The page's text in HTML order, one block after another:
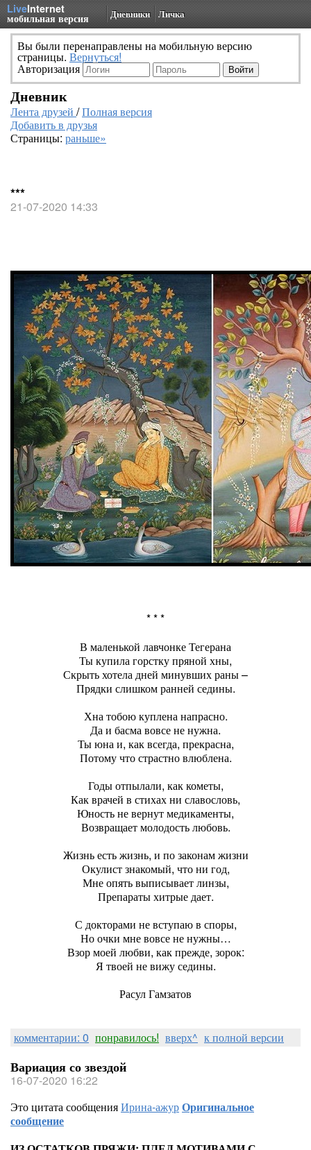
LiveInternet
мобильная версия Дневники Личка
Вы были перенаправлены на мобильную версию
страницы. Вернуться!
Авторизация
Дневник
Лента друзей /Полная версия
Добавить в друзья
Страницы: раньше»
***
21-07-2020 14:33
* * *
В маленькой лавчонке Тегерана
Ты купила горстку пряной хны,
Скрыть хотела дней минувших раны –
Прядки слишком ранней седины.
Хна тобою куплена напрасно.
Да и басма вовсе не нужна.
Ты юна и, как всегда, прекрасна,
Потому что страстно влюблена.
Годы отпылали, как кометы,
Как врачей в стихах ни славословь,
Юность не вернут медикаменты,
Возвращает молодость любовь.
Жизнь есть жизнь, и по законам жизни
Окулист знакомый, что ни год,
Мне опять выписывает линзы,
Препараты хитрые дает.
С докторами не вступаю в споры,
Но очки мне вовсе не нужны…
Взор моей любви, как прежде, зорок:
Я твоей не вижу седины.
Расул Гамзатов
комментарии: 0 понравилось! вверх^ к полной версии
Вариация со звездой
16-07-2020 16:22
Это цитата сообщенияИрина-ажурОригинальное
сообщение